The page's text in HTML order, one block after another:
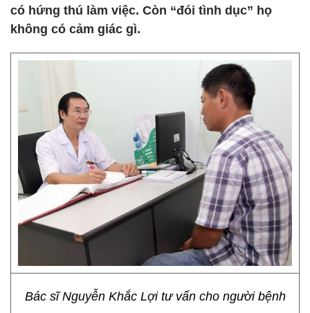
có hứng thú làm việc. Còn “đói tình dục” họ
không có cảm giác gì.
Bác sĩ Nguyễn Khắc Lợi tư vấn cho người bệnh